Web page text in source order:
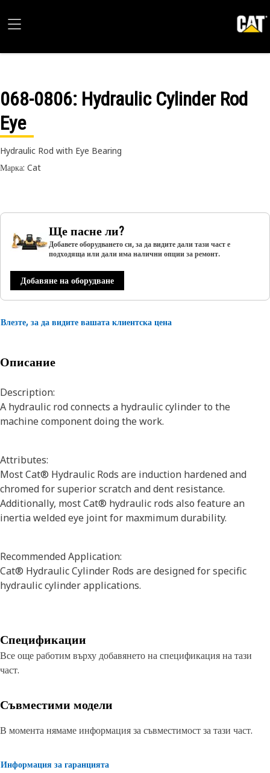
068-0806: Hydraulic Cylinder Rod
Eye
Hydraulic Rod with Eye Bearing
Марка: Cat
Ще пасне ли?
Добавете оборудването си, за да видите дали тази част е
подходяща или дали има налични опции за ремонт.
Добавяне на оборудване
Влезте, за да видите вашата клиентска цена
Описание
Description:
A hydraulic rod connects a hydraulic cylinder to the
machine component doing the work.
Attributes:
Most Cat® Hydraulic Rods are induction hardened and
chromed for superior scratch and dent resistance.
Additionally, most Cat® hydraulic rods also feature an
inertia welded eye joint for maxmimum durability.
Recommended Application:
Cat® Hydraulic Cylinder Rods are designed for specific
hydraulic cylinder applications.
Спецификации
Все още работим върху добавянето на спецификация на тази
част.
Съвместими модели
В момента нямаме информация за съвместимост за тази част.
Информация за гаранцията